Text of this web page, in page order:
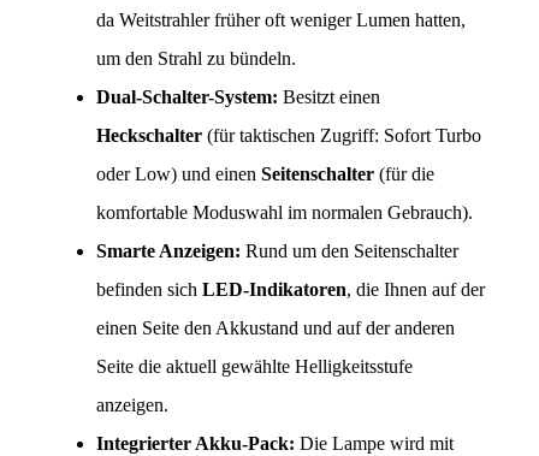
da Weitstrahler früher oft weniger Lumen hatten,
um den Strahl zu bündeln.
Dual-Schalter-System:
Heckschalter (für taktischen Zugriff: Sofort Turbo
oder Low) und einen Seitenschalter (für die
komfortable Moduswahl im normalen Gebrauch).
Smarte Anzeigen: Rund um den Seitenschalter
befinden sich LED-Indikatoren, die Ihnen auf der
einen Seite den Akkustand und auf der anderen
Seite die aktuell gewählte Helligkeitsstufe
anzeigen.
Integrierter Akku-Pack: Die Lampe wird mit